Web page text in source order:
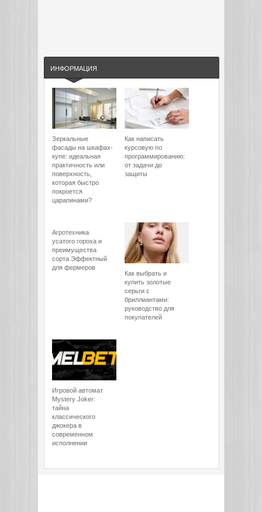
ИНФОРМАЦИЯ
Зеркальные
фасады на шкафах-
купе: идеальная
практичность или
поверхность,
которая быстро
покроется
царапинами?
Как написать
курсовую по
программированию:
от задачи до
защиты
Агротехника
усатого гороха и
преимущества
сорта Эффектный
для фермеров
Как выбрать и
купить золотые
серьги с
бриллиантами:
руководство для
покупателей
Игровой автомат
Mystery Joker:
тайна
классического
джокера в
современном
исполнении